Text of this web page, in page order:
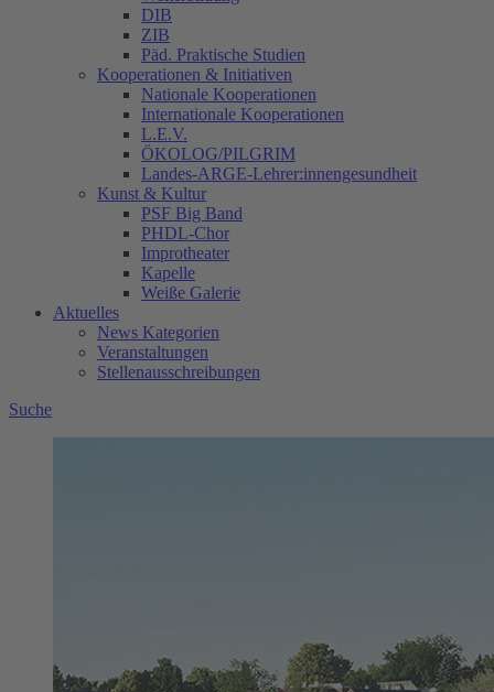
DIB
ZIB
Päd. Praktische Studien
Kooperationen & Initiativen
Nationale Kooperationen
Internationale Kooperationen
L.E.V.
ÖKOLOG/PILGRIM
Landes-ARGE-Lehrer:innengesundheit
Kunst & Kultur
PSF Big Band
PHDL-Chor
Improtheater
Kapelle
Weiße Galerie
Aktuelles
News Kategorien
Veranstaltungen
Stellenausschreibungen
Suche